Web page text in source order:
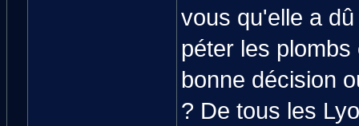
vous qu'elle a
péter les
bonne décision
? De tous les